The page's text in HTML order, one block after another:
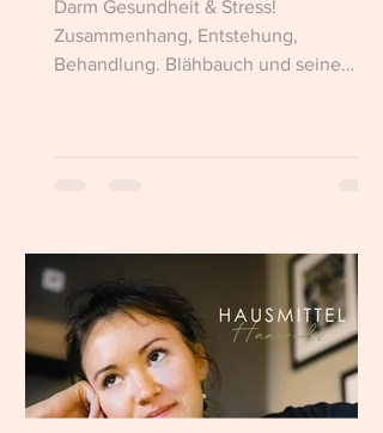
Darm Gesundheit & Stress!
Zusammenhang, Entstehung,
Behandlung. Blähbauch und seine